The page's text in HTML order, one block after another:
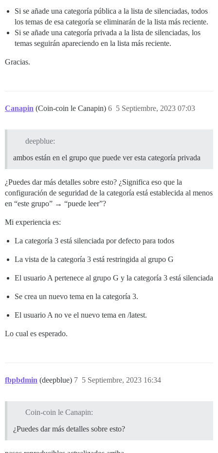
Si se añade una categoría pública a la lista de silenciadas, todos
los temas de esa categoría se eliminarán de la lista más reciente.
Si se añade una categoría privada a la lista de silenciadas, los
temas seguirán apareciendo en la lista más reciente.
Gracias.
Canapin (Coin-coin le Canapin) 5 Septiembre, 2023 07:03
6
deepblue:
ambos están en el grupo que puede ver esta categoría privada
¿Puedes dar más detalles sobre esto? ¿Significa eso que la
configuración de seguridad de la categoría está establecida al menos
en “este grupo” → “puede leer”?
Mi experiencia es:
La categoría 3 está silenciada por defecto para todos
La vista de la categoría 3 está restringida al grupo G
El usuario A pertenece al grupo G y la categoría 3 está silenciada
Se crea un nuevo tema en la categoría 3.
El usuario A no ve el nuevo tema en /latest.
Lo cual es esperado.
fbpbdmin (deepblue) 5 Septiembre, 2023 16:34
7
Coin-coin le Canapin:
¿Puedes dar más detalles sobre esto?